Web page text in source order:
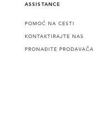
ASSISTANCE
POMOĆ NA CESTI
KONTAKTIRAJTE NAS
PRONAĐITE PRODAVAČA